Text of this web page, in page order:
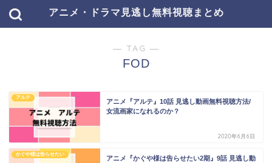
アニメ・ドラマ見逃し無料視聴まとめ
― TAG ―
FOD
アルテ
アニメ『アルテ』10話 見逃し動画無料視聴方法/
女流画家になれるのか？
2020年6月6日
かぐや様は告らせたい
アニメ『かぐや様は告らせたい2期』9話 見逃し動